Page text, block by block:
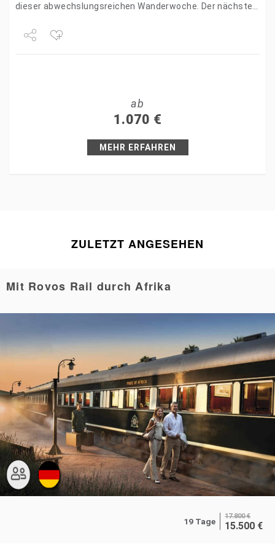
dieser abwechslungsreichen Wanderwoche. Der nächste
eines Karsthochplateaus, über das die…
ab
1.070 €
MEHR ERFAHREN
ZULETZT ANGESEHEN
Mit Rovos Rail durch Afrika
19 Tage
17.800 €
15.500 €